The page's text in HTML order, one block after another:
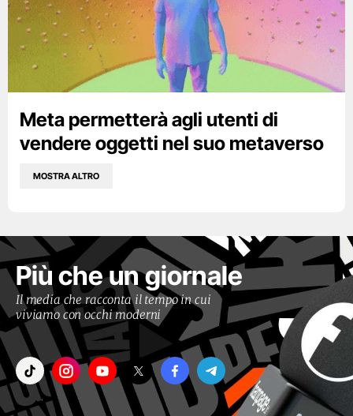
Meta permetterà agli utenti di
vendere oggetti nel suo metaverso
MOSTRA ALTRO
Più che un giornale
Il media che racconta il tempo in cui
viviamo con occhi moderni